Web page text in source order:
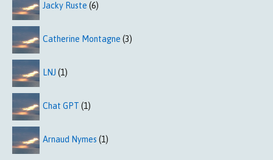
Jacky Ruste (6)
Catherine Montagne (3)
LNJ (1)
Chat GPT (1)
Arnaud Nymes (1)